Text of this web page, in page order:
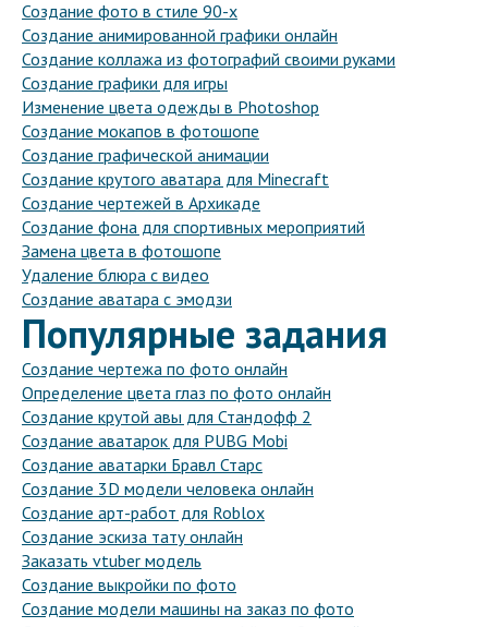
Создание фото в стиле 90-х
Создание анимированной графики онлайн
Создание коллажа из фотографий своими руками
Создание графики для игры
Изменение цвета одежды в Photoshop
Создание мокапов в фотошопе
Создание графической анимации
Создание крутого аватара для Minecraft
Создание чертежей в Архикаде
Создание фона для спортивных мероприятий
Замена цвета в фотошопе
Удаление блюра с видео
Создание аватара с эмодзи
Популярные задания
Создание чертежа по фото онлайн
Определение цвета глаз по фото онлайн
Создание крутой авы для Стандофф 2
Создание аватарок для PUBG Mobi
Создание аватарки Бравл Старс
Создание 3D модели человека онлайн
Создание арт-работ для Roblox
Создание эскиза тату онлайн
Заказать vtuber модель
Создание выкройки по фото
Создание модели машины на заказ по фото